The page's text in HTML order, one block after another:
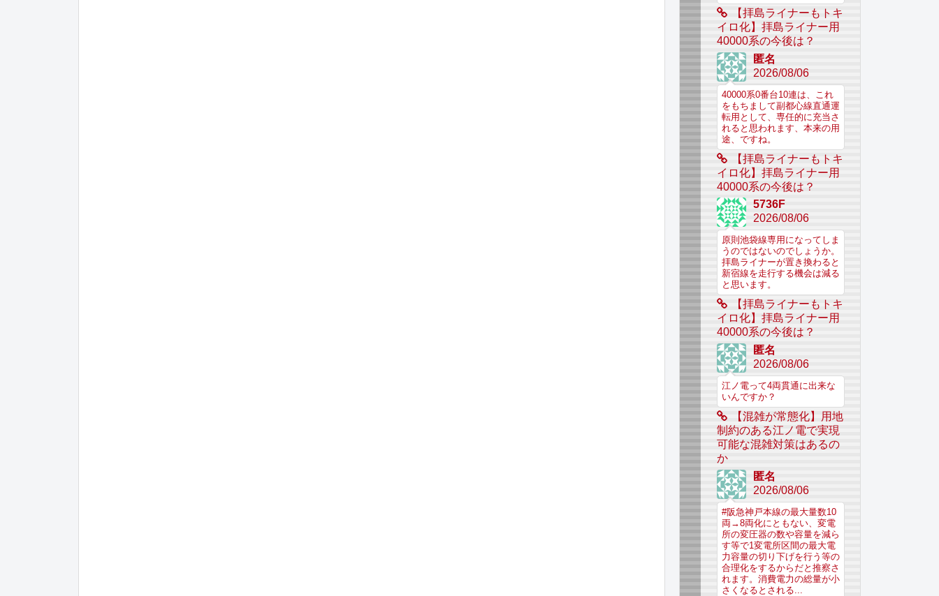
【拝島ライナーもトキ
イロ化】拝島ライナー用
40000系の今後は？
匿名
2026/08/06
40000系0番台10連は、これ
をもちまして副都心線直通運
転用として、専任的に充当さ
れると思われます、本来の用
途、ですね。
【拝島ライナーもトキ
イロ化】拝島ライナー用
40000系の今後は？
5736F
2026/08/06
原則池袋線専用になってしま
うのではないのでしょうか。
拝島ライナーが置き換わると
新宿線を走行する機会は減る
と思います。
【拝島ライナーもトキ
イロ化】拝島ライナー用
40000系の今後は？
匿名
2026/08/06
江ノ電って4両貫通に出来な
いんですか？
【混雑が常態化】用地
制約のある江ノ電で実現
可能な混雑対策はあるの
か
匿名
2026/08/06
#阪急神戸本線の最大量数10
両→8両化にともない、変電
所の変圧器の数や容量を減ら
す等で1変電所区間の最大電
力容量の切り下げを行う等の
合理化をするからだと推察さ
れます。消費電力の総量が小
さくなるとされる...